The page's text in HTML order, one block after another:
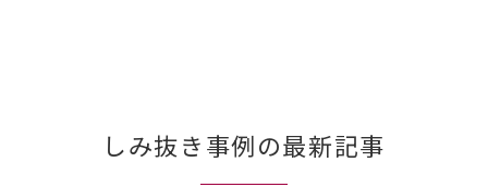
しみ抜き事例の最新記事